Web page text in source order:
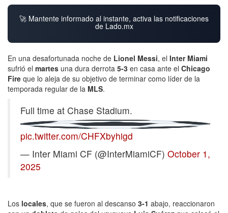
🚀 Mantente informado al instante, activa las notificaciones
de Lado.mx
En una desafortunada noche de Lionel Messi, el Inter Miami
sufrió el martes una dura derrota 5-3 en casa ante el Chicago
Fire que lo aleja de su objetivo de terminar como líder de la
temporada regular de la MLS.
Full time at Chase Stadium.
pic.twitter.com/CHFXbyhigd
— Inter Miami CF (@InterMiamiCF) October 1,
2025
Los locales, que se fueron al descanso 3-1 abajo, reaccionaron